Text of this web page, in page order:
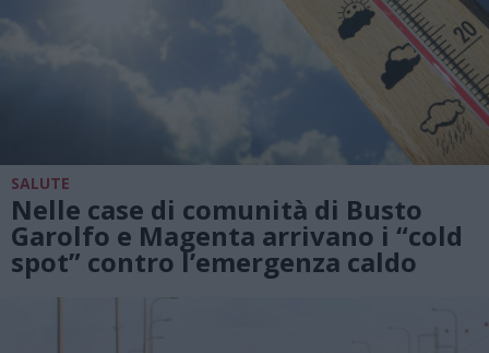
SALUTE
Nelle case di comunità di Busto
Garolfo e Magenta arrivano i “cold
spot” contro l’emergenza caldo